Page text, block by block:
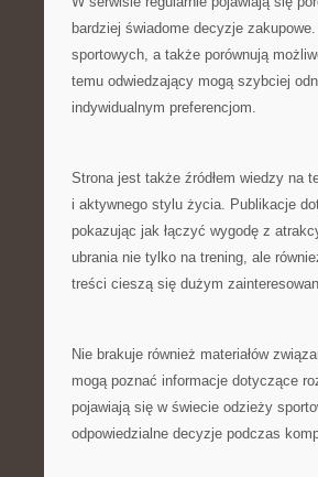
bardziej świadome decyzje
sportowych, a także porównują
temu odwiedzający mogą szybciej
indywidualnym preferencjom.
Strona jest także źródłem wiedzy na
i aktywnego stylu życia. Publikacje
pokazując jak łączyć wygodę z
ubrania nie tylko na trening, ale
treści cieszą się dużym
Nie brakuje również materiałów
mogą poznać informacje dotyczące
pojawiają się w świecie odzieży
odpowiedzialne decyzje podczas